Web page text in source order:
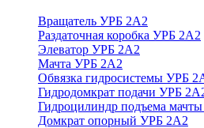
Вращатель УРБ 2А2
Раздаточная коробка УРБ 2А2
Элеватор УРБ 2А2
Мачта УРБ 2А2
Обвязка гидросистемы УРБ
Гидродомкрат подачи УРБ
Гидроцилиндр подъема
Домкрат опорный УРБ 2А2